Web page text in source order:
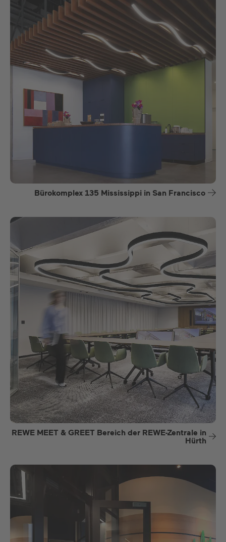
Bürokomplex 135 Mississippi in San Francisco
REWE MEET & GREET Bereich der REWE-Zentrale in
Hürth